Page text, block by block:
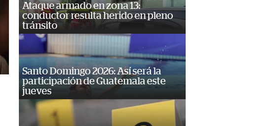
Ataque armado en zona 13:
conductor resulta herido en pleno
tránsito
Santo Domingo 2026: Así será la
participación de Guatemala este
jueves